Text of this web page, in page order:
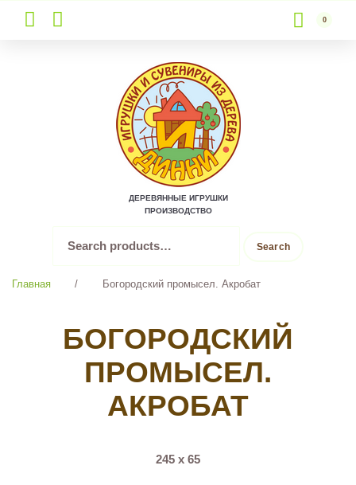
to
content
0
ДЕРЕВЯННЫЕ ИГРУШКИ
ПРОИЗВОДСТВО
for:
Search
Главная / Богородский промысел. Акробат
БОГОРОДСКИЙ
ПРОМЫСЕЛ.
АКРОБАТ
245 х 65